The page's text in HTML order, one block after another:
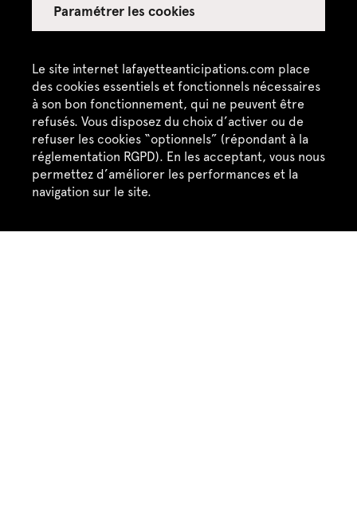
Le site internet lafayetteanticipations.com place
des cookies essentiels et fonctionnels nécessaires
à son bon fonctionnement, qui ne peuvent être
refusés. Vous disposez du choix d’activer ou de
refuser les cookies “optionnels” (répondant à la
réglementation RGPD). En les acceptant, vous nous
permettez d’améliorer les performances et la
navigation sur le site.
Paramétrer les cookies
Contactez-nous
Lafayette Anticipations – Fondation Galeries
Lafayette
9, rue du Plâtre F-75004 Paris
+33 (0)1 42 82 89 98
Contact